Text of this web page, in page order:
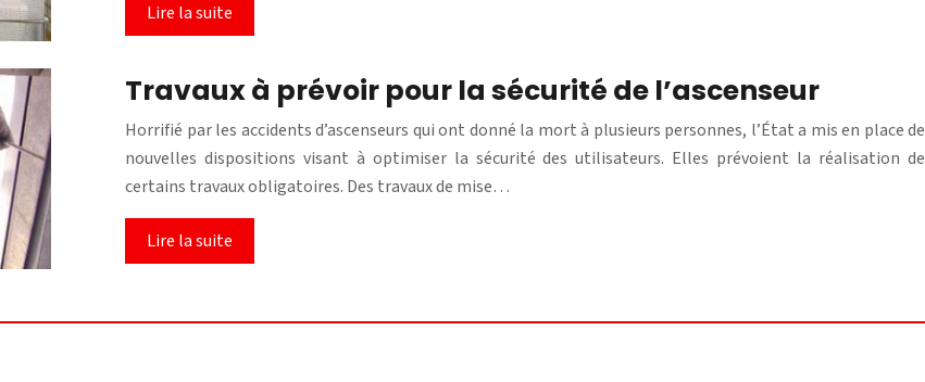
Lire la suite
Travaux à prévoir pour la sécurité de l’ascenseur
Horrifié par les accidents d’ascenseurs qui ont donné la mort à plusieurs personnes, l’État a mis en place de
nouvelles dispositions visant à optimiser la sécurité des utilisateurs. Elles prévoient la réalisation de
certains travaux obligatoires. Des travaux de mise…
Lire la suite